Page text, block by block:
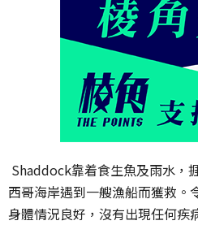
Shaddock靠着食生魚及雨水，
西哥海岸遇到一艘漁船而獲救
身體情況良好，沒有出現任何疾